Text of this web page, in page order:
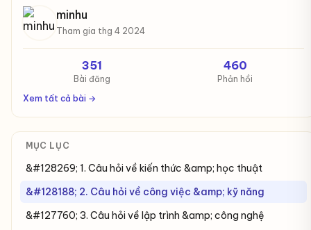
minhu
Tham gia thg 4 2024
351
Bài đăng
460
Phản hồi
Xem tất cả bài →
MỤC LỤC
&#128269; 1. Câu hỏi về kiến thức &amp; học thuật
&#128188; 2. Câu hỏi về công việc &amp; kỹ năng
&#127760; 3. Câu hỏi về lập trình &amp; công nghệ